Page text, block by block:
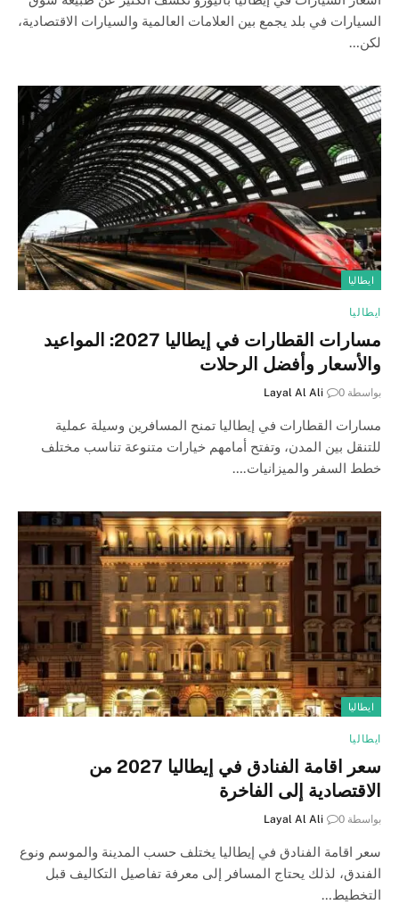
السيارات في بلد يجمع بين العلامات العالمية والسيارات الاقتصادية،
لكن…
ايطاليا
ايطاليا
مسارات القطارات في إيطاليا 2027: المواعيد
والأسعار وأفضل الرحلات
بواسطة Layal Al Ali 0
مسارات القطارات في إيطاليا تمنح المسافرين وسيلة عملية
للتنقل بين المدن، وتفتح أمامهم خيارات متنوعة تناسب مختلف
خطط السفر والميزانيات.…
ايطاليا
ايطاليا
سعر اقامة الفنادق في إيطاليا 2027 من
الاقتصادية إلى الفاخرة
بواسطة Layal Al Ali 0
سعر اقامة الفنادق في إيطاليا يختلف حسب المدينة والموسم ونوع
الفندق، لذلك يحتاج المسافر إلى معرفة تفاصيل التكاليف قبل
التخطيط…